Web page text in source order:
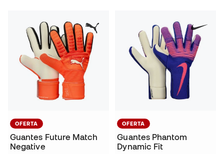
OFERTA
Guantes Future Match
Negative
OFERTA
Guantes Phantom
Dynamic Fit